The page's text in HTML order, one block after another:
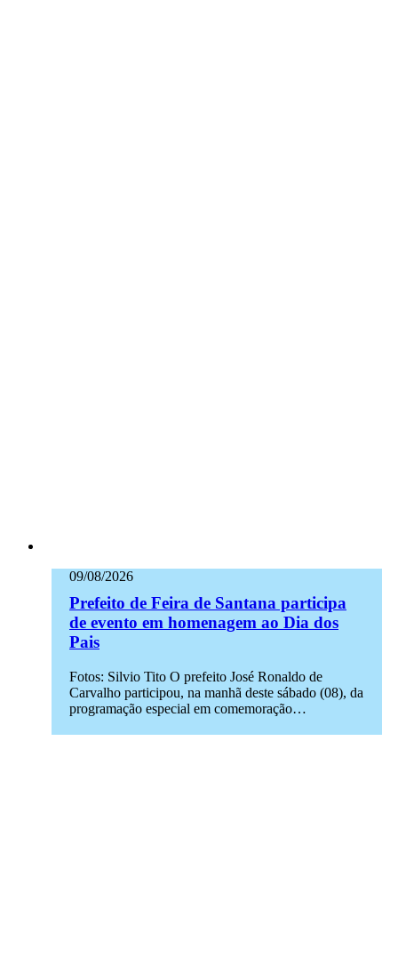
09/08/2026
Prefeito de Feira de Santana participa
de evento em homenagem ao Dia dos
Pais
Fotos: Silvio Tito O prefeito José Ronaldo de
Carvalho participou, na manhã deste sábado (08), da
programação especial em comemoração…